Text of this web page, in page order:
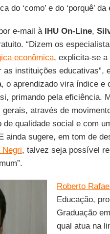
do ‘como’ e do ‘porquê’
e-mail àIHU On-Line,
“Dizem os
econômica, explicita-se a
as instituições
o aprendizado vira índice e
primando pela eficiência.
através de
qualidade social e com
ainda sugere, em tom de
Negri, talvez seja possível
Roberto
Educação,
Graduação
qual atua na